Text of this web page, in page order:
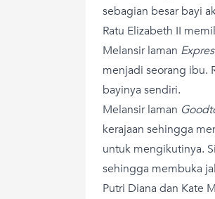
sebagian besar bayi
Ratu Elizabeth II
Melansir laman
menjadi seorang ibu.
bayinya sendiri.
Melansir laman
kerajaan sehingga
untuk mengikutinya.
sehingga membuka
Putri Diana dan Kate